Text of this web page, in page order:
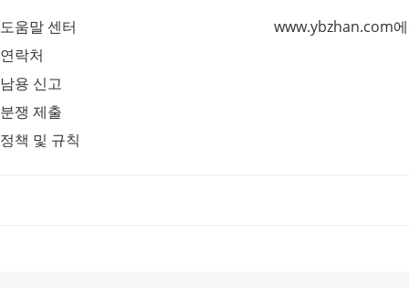
도움말 센터
연락처
남용 신고
분쟁 제출
정책 및 규칙
www.ybzhan.com